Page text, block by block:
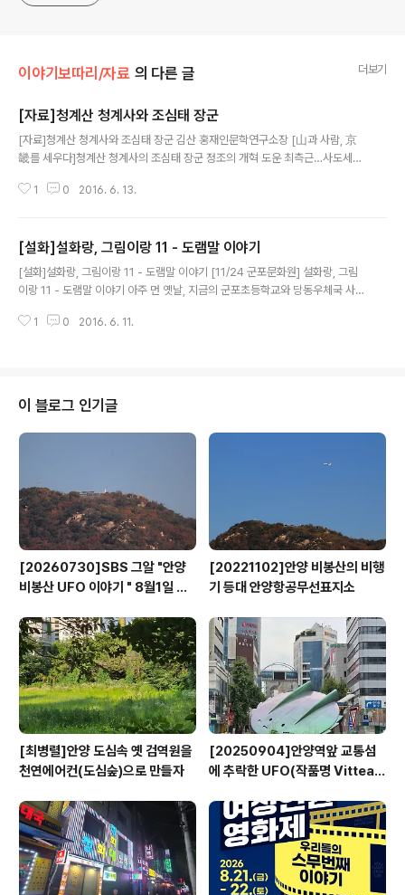
이야기보따리/자료 의 다른 글 더보기
[자료]청계산 청계사와 조심태 장군
[자료]청계산 청계사와 조심태 장군 김산 홍재인문학연구소장 [山과 사람, 京
畿를 세우다]청계산 청계사의 조심태 장군 정조의 개혁 도운 최측근…사도세자
재까지 아우르는 이 산은 경기중 남부 지역의 시민들에게 좋은 안식처가 되는
4시간에 이르는 이 산행은 청계산 주요 봉우리를 거치면서 산행의 참맛을 느끼
게 한다. 가장 대중적인 이 산행로와 더불어 청계산 등산의 진미를 보여주는 곳
이 하나 더 있다. 그것이 바로 청계사 등산로이다. 청계산에 청계사가 있는 것은
1 0 2016. 6. 13.
[설화]설화랑, 그림이랑 11 - 도램말 이야기
[설화]설화랑, 그림이랑 11 - 도램말 이야기 [11/24 군포문화원] 설화랑, 그림
이랑 11 - 도램말 이야기 아주 먼 옛날, 지금의 군포초등학교와 당동우체국 사이
였지만 아들이 없고, 동생은 몹시 가난했지만 아들이 있었습니다. 마음씨 착한
간, 형님네 마당에 있는 우물에서 커다란 용 한마리가 하늘로 솟아올랐습니다.
그 용은 하늘을 훨훨 날아 아우네 집 우물 속으로 들어갔습니다. 아침이 돼 잠..
1 0 2016. 6. 11.
이 블로그 인기글
[20260730]SBS 그알 "안양
비봉산 UFO 이야기 " 8월1일 방
[20221102]안양 비봉산의 비행
기 등대 안양항공무선표지소
[최병렬]안양 도심속 옛 검역원을
천연에어컨(도심숲)으로 만들자
[20250904]안양역앞 교통섬
에 추락한 UFO(작품명 Vitteau